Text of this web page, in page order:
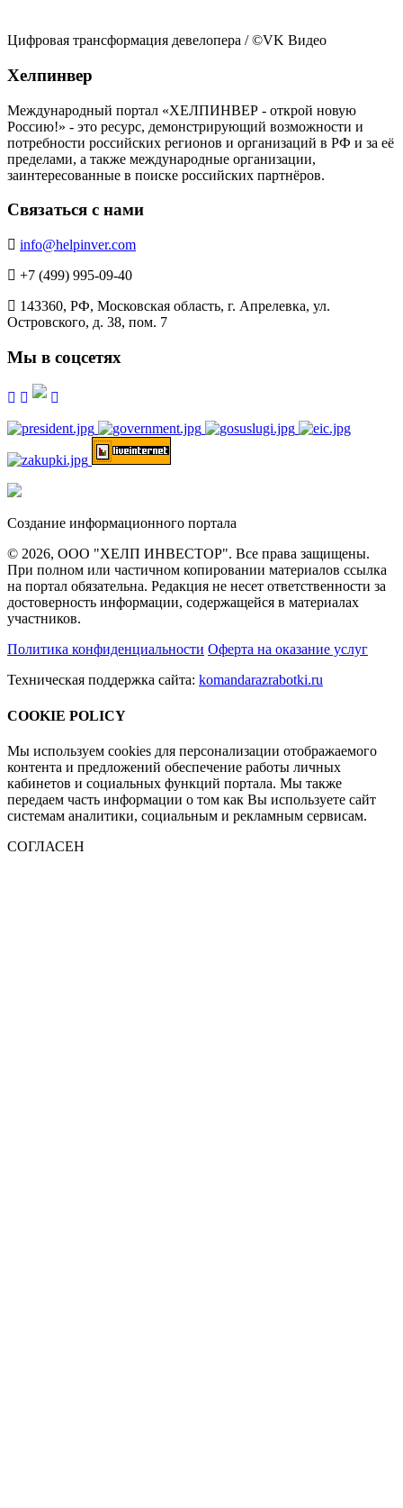
Цифровая трансформация девелопера / ©VK Видео
Хелпинвер
Международный портал «ХЕЛПИНВЕР - открой новую
Россию!» - это ресурс, демонстрирующий возможности и
потребности российских регионов и организаций в РФ и за её
пределами, а также международные организации,
заинтересованные в поиске российских партнёров.
Связаться с нами
info@helpinver.com
+7 (499) 995-09-40
143360, РФ, Московская область, г. Апрелевка, ул.
Островского, д. 38, пом. 7
Мы в соцсетях
Создание информационного портала
© 2026, ООО "ХЕЛП ИНВЕСТОР". Все права защищены.
При полном или частичном копировании материалов ссылка
на портал обязательна. Редакция не несет ответственности за
достоверность информации, содержащейся в материалах
участников.
Политика конфиденциальности Оферта на оказание услуг
Техническая поддержка сайта: komandarazrabotki.ru
COOKIE POLICY
Мы используем cookies для персонализации отображаемого
контента и предложений обеспечение работы личных
кабинетов и социальных функций портала. Мы также
передаем часть информации о том как Вы используете сайт
системам аналитики, социальным и рекламным сервисам.
СОГЛАСЕН